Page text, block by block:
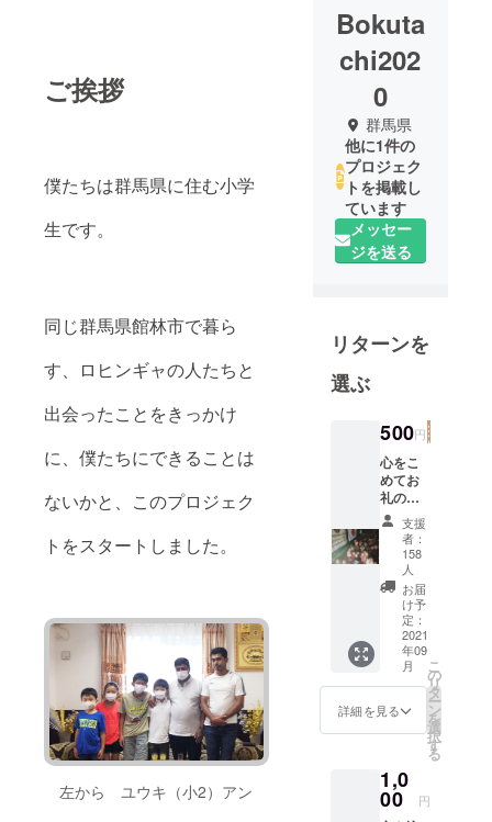
ご挨拶
僕たちは群馬県に住む小学
生です。
同じ群馬県館林市で暮ら
す、ロヒンギャの人たちと
出会ったことをきっかけ
に、僕たちにできることは
ないかと、このプロジェク
トをスタートしました。
左から ユウキ（小2）アン
Bokuta
chi202
0
群馬県
他に1件の
プロジェク
トを掲載し
ています
メッセー
ジを送る
リターンを
選ぶ
500円
心をこ
めてお
礼の
メール
をお届
けしま
す！！
We'll be
sending
you a
sincere
thank
you
email!
支援
者：
158
人
お届
け予
定：
2021
年09
月
詳細を見る
こ
の
リ
タ
ー
ン
を
選
択
す
る
1,0
00 円